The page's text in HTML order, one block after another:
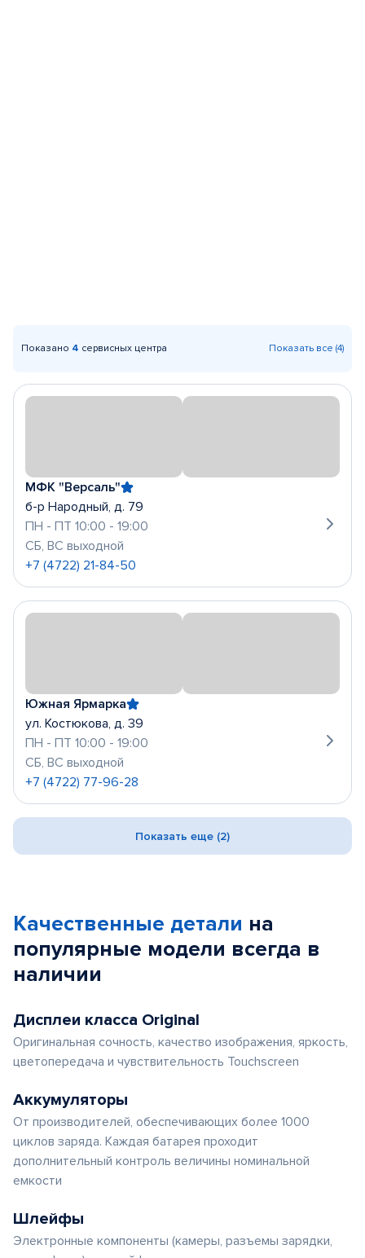
Показано 4 сервисных центра Показать все (4)
МФК "Версаль"
б-р Народный, д. 79
ПН - ПТ 10:00 - 19:00
СБ, ВС выходной
+7 (4722) 21-84-50
Южная Ярмарка
ул. Костюкова, д. 39
ПН - ПТ 10:00 - 19:00
СБ, ВС выходной
+7 (4722) 77-96-28
Показать еще (2)
Качественные детали на
популярные модели всегда в
наличии
Дисплеи класса Original
Оригинальная сочность, качество изображения, яркость,
цветопередача и чувствительность Touchscreen
Аккумуляторы
От производителей, обеспечивающих более 1000
циклов заряда. Каждая батарея проходит
дополнительный контроль величины номинальной
емкости
Шлейфы
Электронные компоненты (камеры, разъемы зарядки,